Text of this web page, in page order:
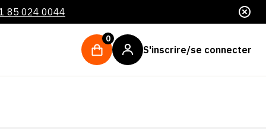
85 024 0044
0
S'inscrire/se connecter